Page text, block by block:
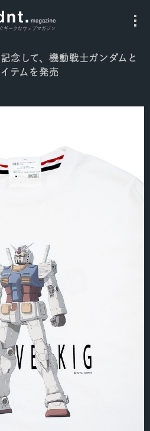
ギークなウェブマガジン
念して、機動戦士ガンダムと
テムを発売